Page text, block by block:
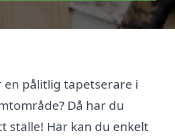
en pålitlig tapetserare i
Då har du
ställe! Här kan du enkelt